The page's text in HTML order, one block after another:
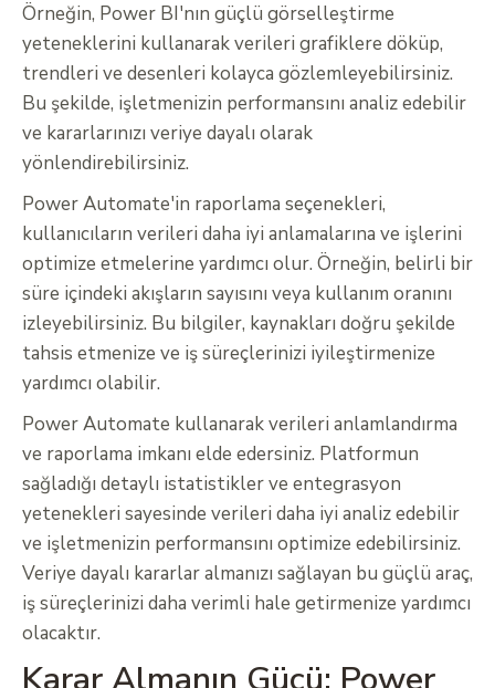
Örneğin, Power BI'nın güçlü görselleştirme
yeteneklerini kullanarak verileri grafiklere döküp,
trendleri ve desenleri kolayca gözlemleyebilirsiniz.
Bu şekilde, işletmenizin performansını analiz edebilir
ve kararlarınızı veriye dayalı olarak
yönlendirebilirsiniz.
Power Automate'in raporlama seçenekleri,
kullanıcıların verileri daha iyi anlamalarına ve işlerini
optimize etmelerine yardımcı olur. Örneğin, belirli bir
süre içindeki akışların sayısını veya kullanım oranını
izleyebilirsiniz. Bu bilgiler, kaynakları doğru şekilde
tahsis etmenize ve iş süreçlerinizi iyileştirmenize
yardımcı olabilir.
Power Automate kullanarak verileri anlamlandırma
ve raporlama imkanı elde edersiniz. Platformun
sağladığı detaylı istatistikler ve entegrasyon
yetenekleri sayesinde verileri daha iyi analiz edebilir
ve işletmenizin performansını optimize edebilirsiniz.
Veriye dayalı kararlar almanızı sağlayan bu güçlü araç,
iş süreçlerinizi daha verimli hale getirmenize yardımcı
olacaktır.